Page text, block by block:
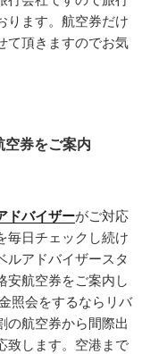
ります。航空券だけ
て頂きますのでお気
空券をご案内
ドバイザーがご対応
毎日チェックし続け
ルアドバイザースタ
安航空券をご案内し
照会をするならリバ
の航空券から間際出
致します。空港まで